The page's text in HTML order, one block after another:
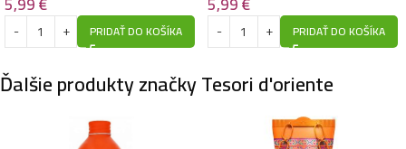
PRIDAŤ DO KOŠÍKA
Cedro
PRIDAŤ DO KOŠÍKA
Ďalšie produkty značky Tesori d'oriente